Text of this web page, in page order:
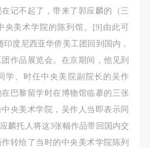
记不起了，带来了郭应麟的（三
央美术学院的陈列馆。[9]由此可
印度尼西亚华侨美工团回到国内，
作品展览会。在京期间，他见到
学、时任中央美院副院长的吴作
巴黎留学时在博物馆临摹的三张
央美术学院，吴作人当即表示同
麟托人将这3张幅作品带回国内交
转给了当时的中央美术学院陈列